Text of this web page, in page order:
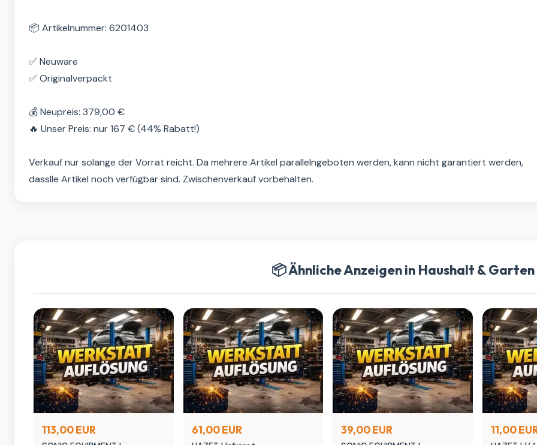
📦 Artikelnummer: 6201403
✅ Neuware
✅ Originalverpackt
💰 Neupreis: 379,00 €
🔥 Unser Preis: nur 167 € (44% Rabatt!)
Verkauf nur solange der Vorrat reicht. Da mehrere Artikel parallelngeboten werden, kann nicht garantiert werden,
dasslle Artikel noch verfügbar sind. Zwischenverkauf vorbehalten.
📦 Ähnliche Anzeigen in Haushalt & Garten
113,00 EUR 61,00 EUR 39,00 EUR 11,00